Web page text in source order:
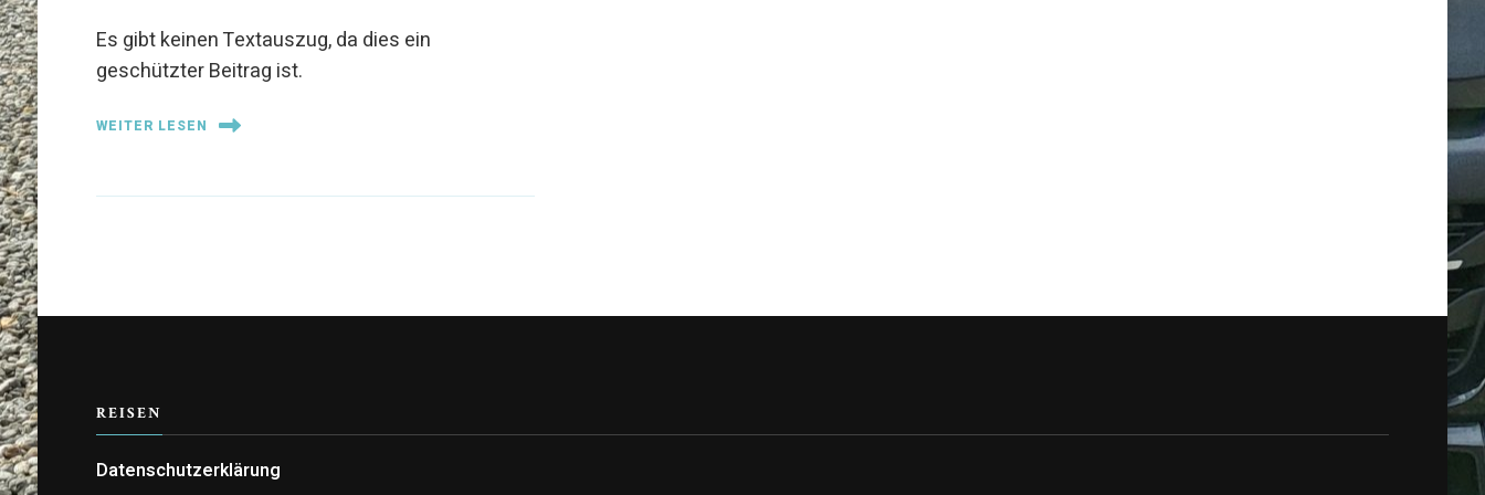
Es gibt keinen Textauszug, da dies ein
geschützter Beitrag ist.
WEITER LESEN
REISEN
Datenschutzerklärung